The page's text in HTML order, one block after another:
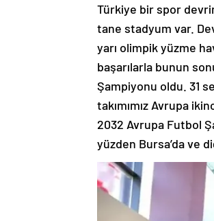
Türkiye bir spor
tane stadyum var.
yarı olimpik yüzme
başarılarla bunun
Şampiyonu oldu. 31
takımımız Avrupa
2032 Avrupa Futbol
yüzden Bursa’da ve